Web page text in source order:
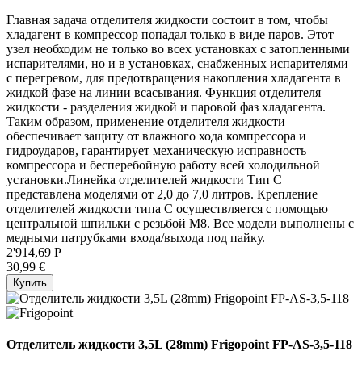
Главная задача отделителя жидкости состоит в том, чтобы
хладагент в компрессор попадал только в виде паров. Этот
узел необходим не только во всех установках с затопленными
испарителями, но и в установках, снабженных испарителями
с перегревом, для предотвращения накопления хладагента в
жидкой фазе на линии всасывания. Функция отделителя
жидкости - разделения жидкой и паровой фаз хладагента.
Таким образом, применение отделителя жидкости
обеспечивает защиту от влажного хода компрессора и
гидроударов, гарантирует механическую исправность
компрессора и бесперебойную работу всей холодильной
установки.Линейка отделителей жидкости Тип C
представлена моделями от 2,0 до 7,0 литров. Крепление
отделителей жидкости типа C осуществляется с помощью
центральной шпильки с резьбой М8. Все модели выполнены с
медными патрубками входа/выхода под пайку.
2'914,69 P
30,99 €
Купить
Отделитель жидкости 3,5L (28mm) Frigopoint FP-AS-3,5-118